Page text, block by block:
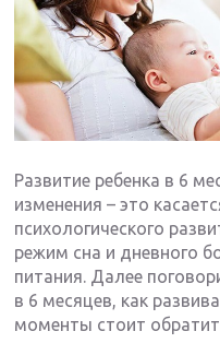
Развитие ребенка в 6
изменения – это
психологического
режим сна и дневного
питания. Далее
в 6 месяцев, как
моменты стоит